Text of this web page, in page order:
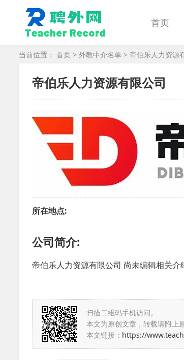
首页
当前位置： 首页 > 外教中介名单 > 帝伯乐人力资源
帝伯乐人力资源有限公司
所在地点:
公司简介:
帝伯乐人力资源有限公司 尚未编辑相关
扫描二维码手机访问。
本文为原创文章，转载请附上
本文链接： https://